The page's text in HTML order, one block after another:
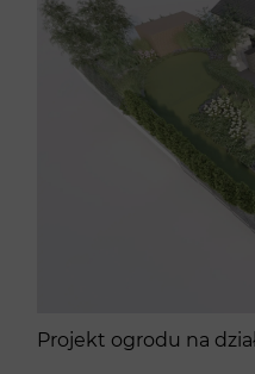
Projekt ogrodu na